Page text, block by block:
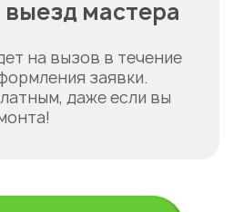
мастера
на вызов в течение
заявки.
даже если вы